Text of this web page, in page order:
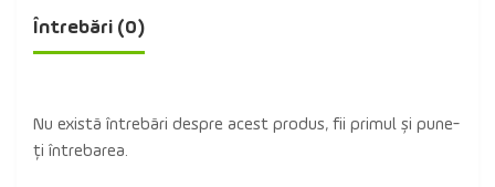
Întrebări (0)
Nu există întrebări despre acest produs, fii primul și pune-
ți întrebarea.